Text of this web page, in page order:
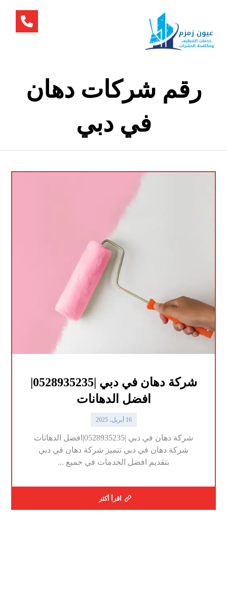
رقم شركات دهان
في دبي
افضل الدهانات
16 أبريل، 2025
شركة دهان في دبي |0528935235|افضل الدهانات
شركة دهان في دبي تتميز شركة دهان في دبي
بتقديم افضل الخدمات في جميع ...
اقرأ أكثر